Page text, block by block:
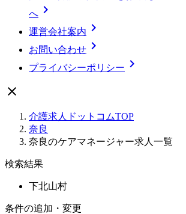
へ 
運営会社案内 
お問い合わせ 
プライバシーポリシー 

介護求人ドットコムTOP
奈良
奈良のケアマネージャー求人一覧
検索結果
下北山村
条件の追加・変更